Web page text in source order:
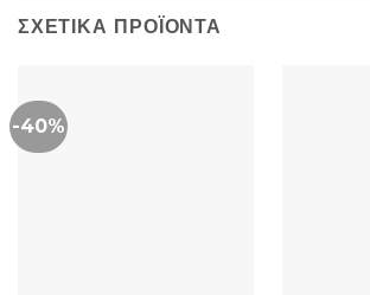
ΣΧΕΤΙΚΆ ΠΡΟΪΌΝΤΑ
-40%